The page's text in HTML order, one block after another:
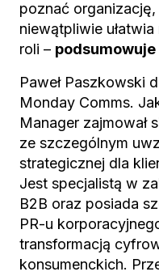
poznać
niewątpliwie
roli – podsumowuje
Paweł Paszkowski
Monday Comms.
Manager zajmował
ze szczególnym
strategicznej dla
Jest specjalistą w
B2B oraz posiada
PR-u
transformacją
konsumenckich.